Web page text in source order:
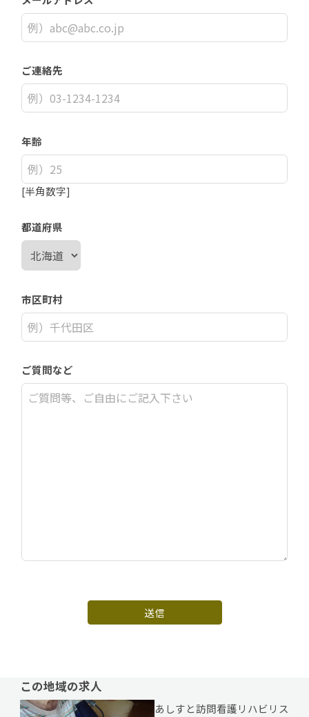
ご連絡先
年齢
[半角数字]
都道府県
市区町村
ご質問など
送信
この地域の求人
あしすと訪問看護リハビリス